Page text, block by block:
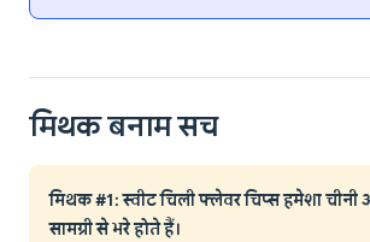
मिथक बनाम सच
मिथक #1: स्वीट चिली फ्लेवर चिप्स हमेशा
सामग्री से भरे होते हैं।